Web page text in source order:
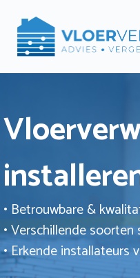
naar
• Betrouwbare &
• Verschillende soorten
• Erkende installateurs